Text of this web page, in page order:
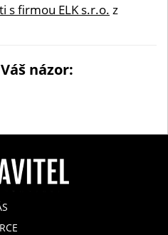
s firmou ELK s.r.o. z
názor: